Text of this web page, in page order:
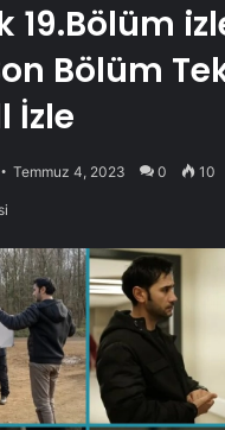
19.Bölüm
Bölüm
İzle
Temmuz 4, 2023 0 10